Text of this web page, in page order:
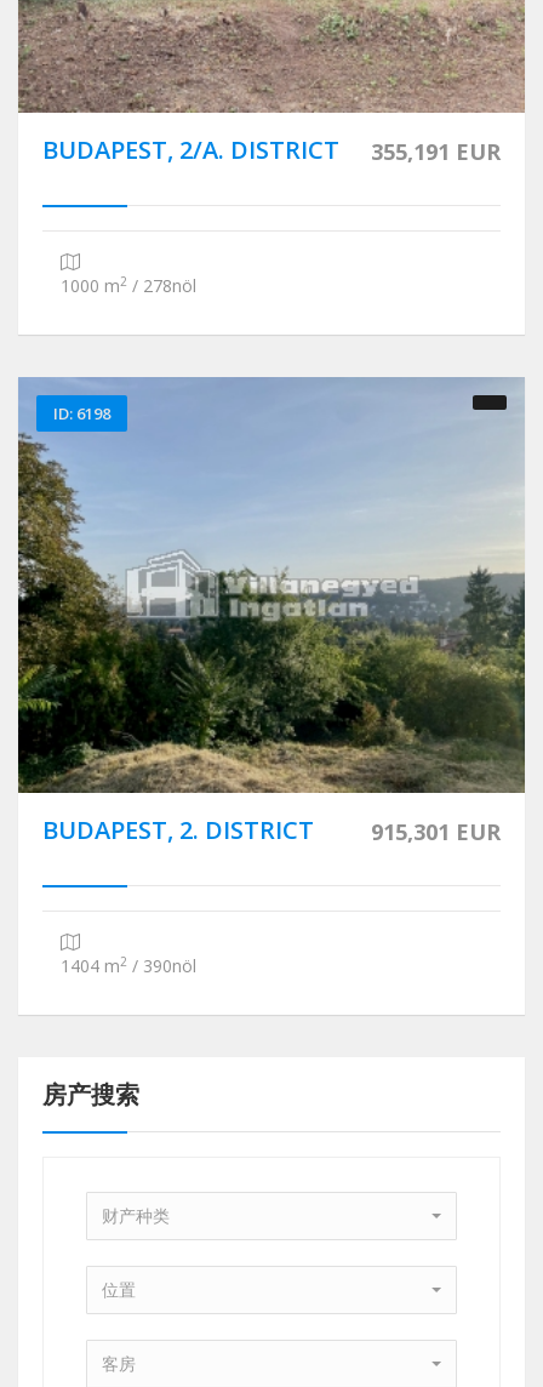
BUDAPEST, 2/A. DISTRICT 355,191 EUR
1000 m2 / 278nöl
ID: 6198
BUDAPEST, 2. DISTRICT 915,301 EUR
1404 m2 / 390nöl
房产搜索
财产种类
位置
客房